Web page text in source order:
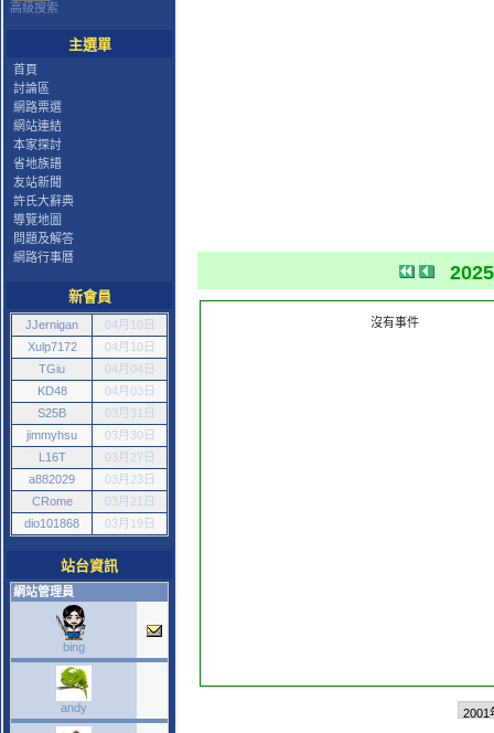
高級搜索
主選單
首頁
討論區
網路票選
網站連結
本家探討
省地族譜
友站新聞
許氏大辭典
導覽地圖
問題及解答
網路行事曆
新會員
JJernigan
04月10日
Xulp7172
04月10日
TGiu
04月04日
KD48
04月03日
S25B
03月31日
jimmyhsu
03月30日
L16T
03月27日
a882029
03月23日
CRome
03月21日
dio101868
03月19日
站台資訊
網站管理員
bing
andy
沒有事件